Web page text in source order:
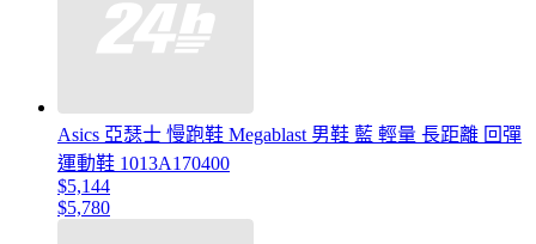
Asics 亞瑟士 慢跑鞋 Megablast 男鞋 藍 輕量 長距離 回彈
運動鞋 1013A170400
$5,144
$5,780